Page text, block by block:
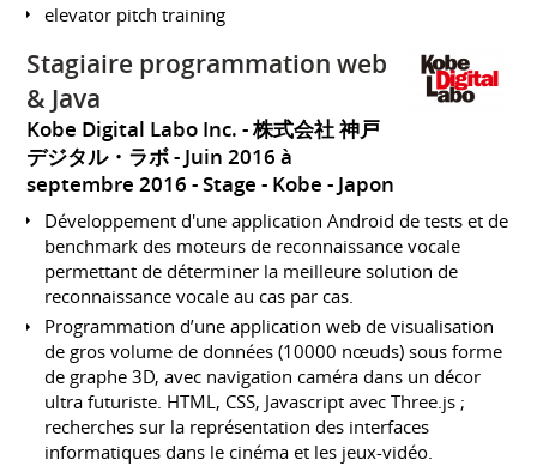
elevator pitch training
Stagiaire programmation web
& Java
Kobe Digital Labo Inc. - 株式会社 神戸
デジタル・ラボ
Juin 2016 à
septembre 2016 Stage Kobe Japon
Développement d'une application Android de tests et de
benchmark des moteurs de reconnaissance vocale
permettant de déterminer la meilleure solution de
reconnaissance vocale au cas par cas.
Programmation d’une application web de visualisation
de gros volume de données (10000 nœuds) sous forme
de graphe 3D, avec navigation caméra dans un décor
ultra futuriste. HTML, CSS, Javascript avec Three.js ;
recherches sur la représentation des interfaces
informatiques dans le cinéma et les jeux-vidéo.